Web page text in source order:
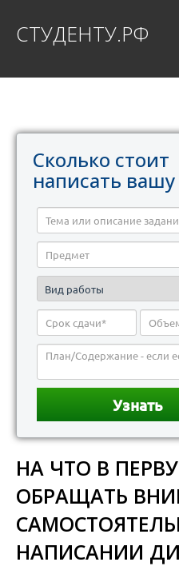
СТУДЕНТУ.РФ
Сколько стоит
написать вашу
НА ЧТО В
ОБРАЩАТЬ
НАПИСАНИИ